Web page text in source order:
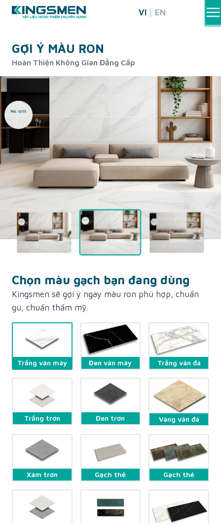
Skip
VI EN
GỢI Ý MÀU RON
Hoàn Thiện Không Gian Đẳng Cấp
Chọn màu gạch bạn đang dùng
Kingsmen sẽ gợi ý ngay màu ron phù hợp, chuẩn
gu, chuẩn thẩm mỹ.
Trắng vân mây Đen vân mây Trắng vân đá
Trắng trơn Đen trơn Vàng vân đá
Xám trơn Gạch thẻ Gạch thẻ